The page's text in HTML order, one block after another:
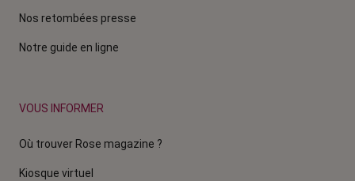
Nos retombées presse
Notre guide en ligne
VOUS INFORMER
Où trouver Rose magazine ?
Kiosque virtuel